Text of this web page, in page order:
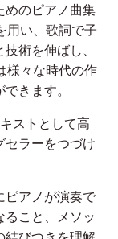
めのピアノ曲集
用い、歌詞で子
術を伸ばし、
様々な時代の作
きます。
ストとして高
セラーをつづけ
ピアノが演奏で
ること、メソッ